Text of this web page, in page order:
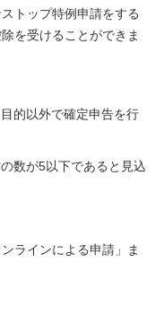
トップ特例申請をする
を受けることができま
的以外で確定申告を行
数が5以下であると見込
ラインによる申請」ま